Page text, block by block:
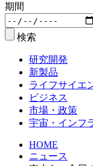
期間
検索
研究開発
新製品
ライフサイエ
ビジネス
市場・政策
宇宙・インフ
HOME
ニュース